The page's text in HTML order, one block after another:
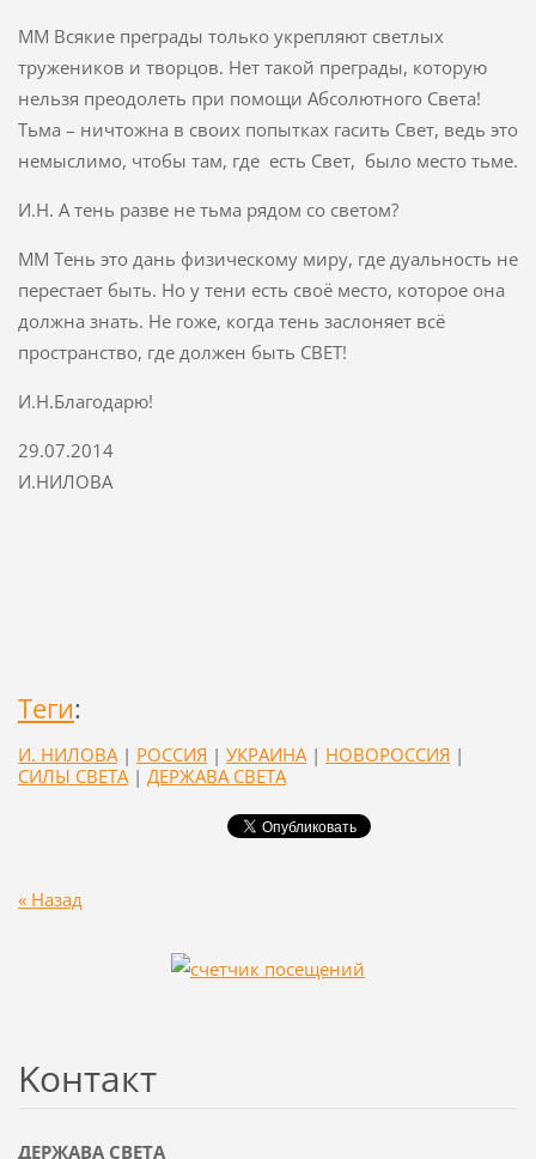
ММ Всякие преграды только укрепляют светлых
тружеников и творцов. Нет такой преграды, которую
нельзя преодолеть при помощи Абсолютного Света!
Тьма – ничтожна в своих попытках гасить Свет, ведь это
немыслимо, чтобы там, где есть Свет, было место тьме.
И.Н. А тень разве не тьма рядом со светом?
ММ Тень это дань физическому миру, где дуальность не
перестает быть. Но у тени есть своё место, которое она
должна знать. Не гоже, когда тень заслоняет всё
пространство, где должен быть СВЕТ!
И.Н.Благодарю!
29.07.2014
И.НИЛОВА
Теги:
И. НИЛОВА | РОССИЯ | УКРАИНА | НОВОРОССИЯ |
СИЛЫ СВЕТА | ДЕРЖАВА СВЕТА
« Назад
Koнтакт
ДЕРЖАВА СВЕТА